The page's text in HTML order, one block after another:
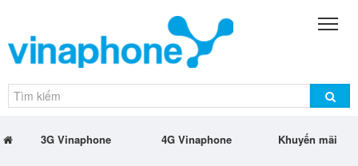
3G Vinaphone 4G Vinaphone Khuyến mãi